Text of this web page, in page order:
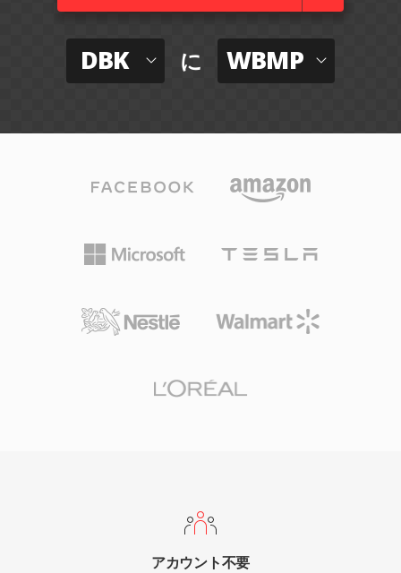
DBK に WBMP
アカウント不要